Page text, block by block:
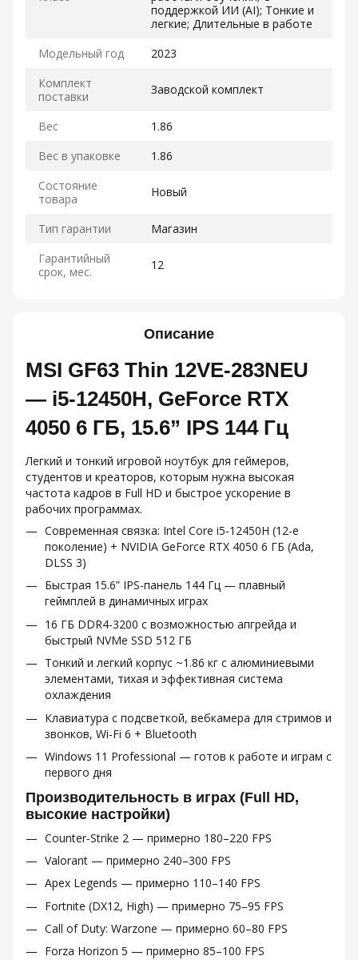
поддержкой ИИ (AI); Тонкие и
легкие; Длительные в работе
Модельный год
2023
Комплект
поставки
Заводской комплект
Вес
1.86
Вес в упаковке
1.86
Состояние
товара
Новый
Тип гарантии
Магазин
Гарантийный
срок, мес.
12
Описание
MSI GF63 Thin 12VE-283NEU
— i5-12450H, GeForce RTX
4050 6 ГБ, 15.6” IPS 144 Гц
Легкий и тонкий игровой ноутбук для геймеров,
студентов и креаторов, которым нужна высокая
частота кадров в Full HD и быстрое ускорение в
рабочих программах.
Современная связка: Intel Core i5-12450H (12-е
поколение) + NVIDIA GeForce RTX 4050 6 ГБ (Ada,
DLSS 3)
Быстрая 15.6” IPS-панель 144 Гц — плавный
геймплей в динамичных играх
16 ГБ DDR4-3200 с возможностью апгрейда и
быстрый NVMe SSD 512 ГБ
Тонкий и легкий корпус ~1.86 кг с алюминиевыми
элементами, тихая и эффективная система
охлаждения
Клавиатура с подсветкой, вебкамера для стримов и
звонков, Wi‑Fi 6 + Bluetooth
Windows 11 Professional — готов к работе и играм с
первого дня
Производительность в играх (Full HD,
высокие настройки)
Counter‑Strike 2 — примерно 180–220 FPS
Valorant — примерно 240–300 FPS
Apex Legends — примерно 110–140 FPS
Fortnite (DX12, High) — примерно 75–95 FPS
Call of Duty: Warzone — примерно 60–80 FPS
Forza Horizon 5 — примерно 85–100 FPS